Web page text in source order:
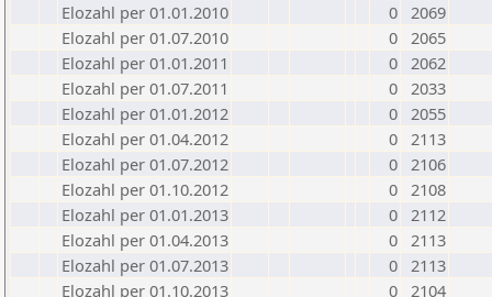
Elozahl per 01.01.2010
0 2069
Elozahl per 01.07.2010
0 2065
Elozahl per 01.01.2011
0 2062
Elozahl per 01.07.2011
0 2033
Elozahl per 01.01.2012
0 2055
Elozahl per 01.04.2012
0 2113
Elozahl per 01.07.2012
0 2106
Elozahl per 01.10.2012
0 2108
Elozahl per 01.01.2013
0 2112
Elozahl per 01.04.2013
0 2113
Elozahl per 01.07.2013
0 2113
Elozahl per 01.10.2013
0 2104